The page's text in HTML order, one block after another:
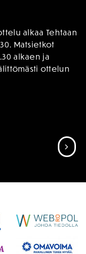
alkaa Tehtaan
Matsietkot
alkaen ja
ottelun